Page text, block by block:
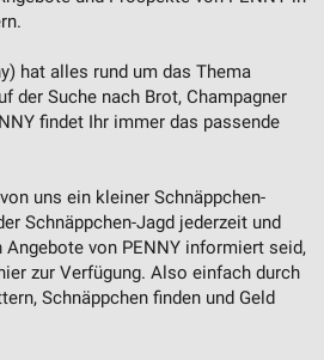
hat alles rund um das Thema
der Suche nach Brot, Champagner
findet Ihr immer das passende
uns ein kleiner Schnäppchen-
Schnäppchen-Jagd jederzeit und
von PENNY informiert seid,
zur Verfügung. Also einfach durch
Schnäppchen finden und Geld